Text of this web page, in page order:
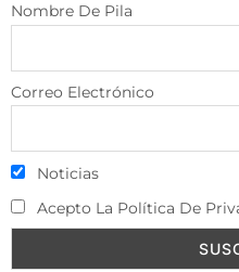
Nombre De Pila
Correo Electrónico
Noticias
Acepto La Política De